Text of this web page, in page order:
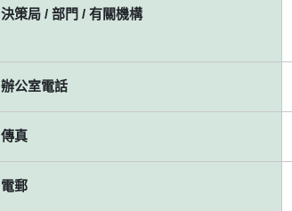
決策局 / 部門 / 有關機構
辦公室電話
傳真
電郵